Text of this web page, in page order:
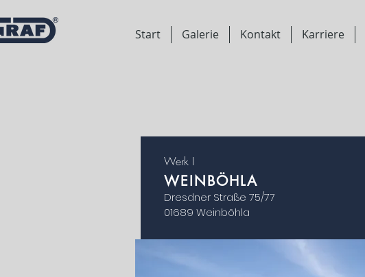
Start Galerie Kontakt Karriere
Werk I
WEINBÖHLA
Dresdner Straße 75/77
01689 Weinböhla